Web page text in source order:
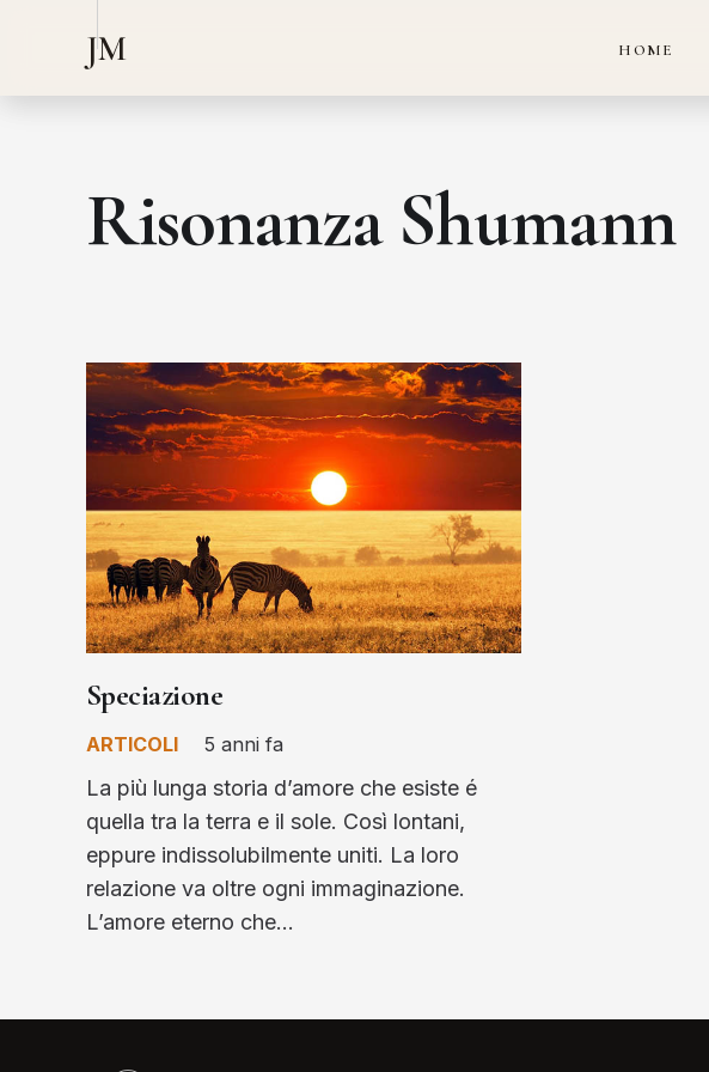
JM HOME
Risonanza Shumann
Speciazione
ARTICOLI 5 anni fa
La più lunga storia d’amore che esiste é
quella tra la terra e il sole. Così lontani,
eppure indissolubilmente uniti. La loro
relazione va oltre ogni immaginazione.
L’amore eterno che…